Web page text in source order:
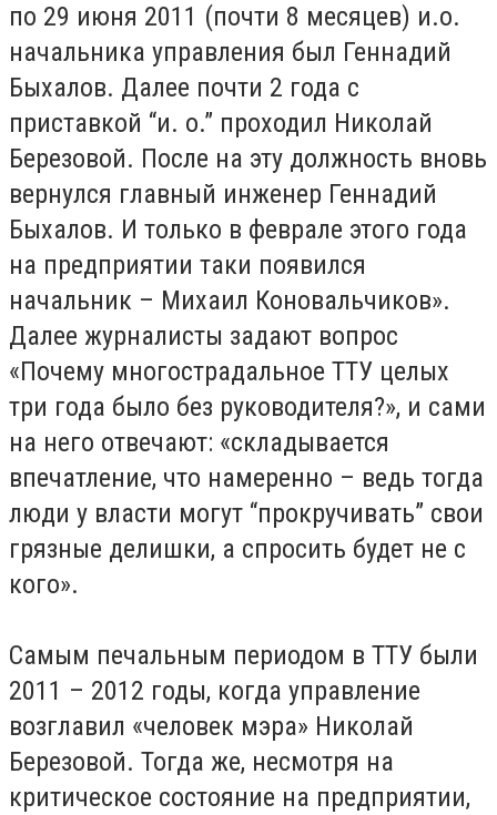
по 29 июня 2011 (почти 8 месяцев) и.о.
начальника управления был Геннадий
Быхалов. Далее почти 2 года с
приставкой “и. о.” проходил Николай
Березовой. После на эту должность вновь
вернулся главный инженер Геннадий
Быхалов. И только в феврале этого года
на предприятии таки появился
начальник – Михаил Коновальчиков».
Далее журналисты задают вопрос
«Почему многострадальное ТТУ целых
три года было без руководителя?», и сами
на него отвечают: «складывается
впечатление, что намеренно – ведь тогда
люди у власти могут “прокручивать” свои
грязные делишки, а спросить будет не с
кого».
Самым печальным периодом в ТТУ были
2011 – 2012 годы, когда управление
возглавил «человек мэра» Николай
Березовой. Тогда же, несмотря на
критическое состояние на предприятии,